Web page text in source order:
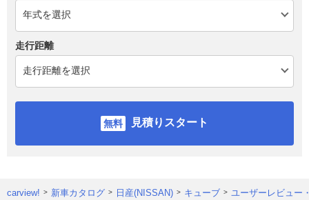
走行距離
見積りスタート
carview! 新車カタログ 日産(NISSAN) キューブ ユーザーレビュー